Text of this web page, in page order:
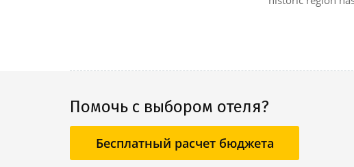
welcome a safe
Помочь с выбором отеля?
Бесплатный расчет бюджета